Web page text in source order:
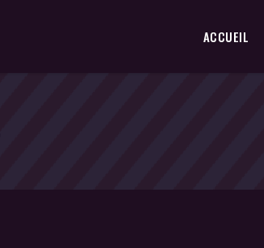
ACCUEIL